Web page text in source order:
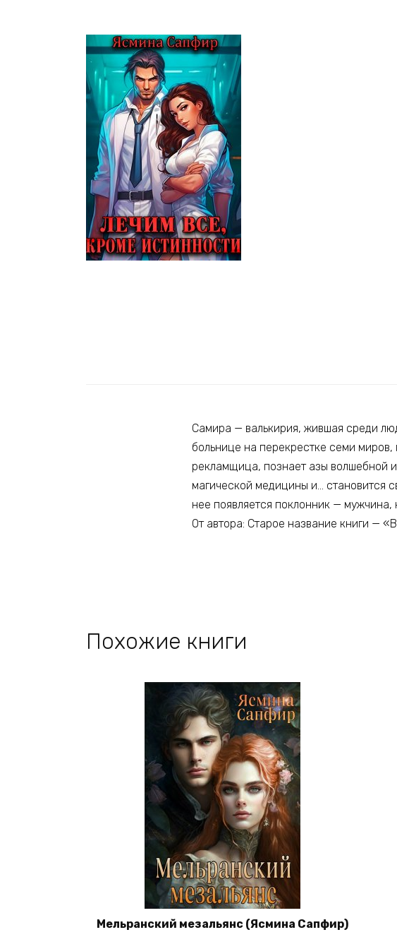
Самира — валькирия, жившая среди
больнице на перекрестке семи
рекламщица, познает азы волшебной
магической медицины и… становится
нее появляется поклонник — мужчина,
От автора: Старое название книги —
Похожие книги
Мельранский мезальянс (Ясмина Сапфир)